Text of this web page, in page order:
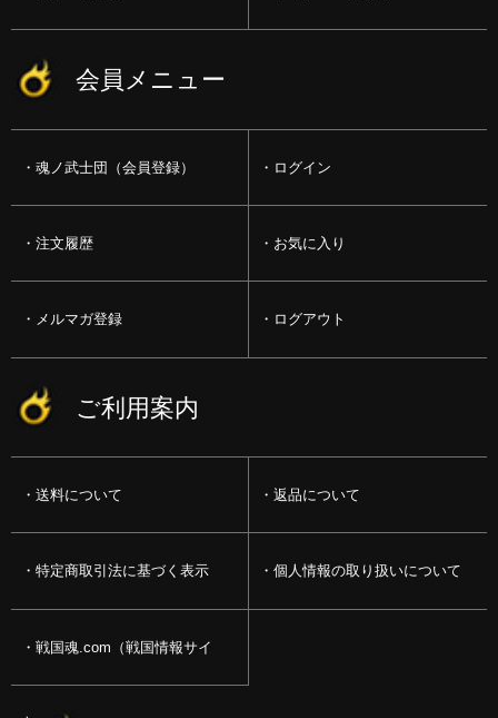
会員メニュー
魂ノ武士団（会員登録） ログイン
注文履歴 お気に入り
メルマガ登録 ログアウト
ご利用案内
送料について 返品について
特定商取引法に基づく表示 個人情報の取り扱いについて
戦国魂.com（戦国情報サイ